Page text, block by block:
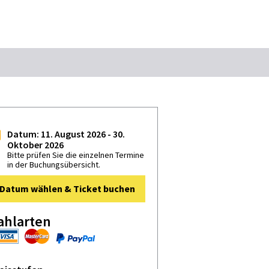
Suchbegriff
Das könnte Sie interessieren
Stadtführungen
Citytour
Erlebnisse
Kultur
Datum: 11. August 2026 - 30.
Oktober 2026
Bitte prüfen Sie die einzelnen Termine
in der Buchungsübersicht.
Datum wählen & Ticket buchen